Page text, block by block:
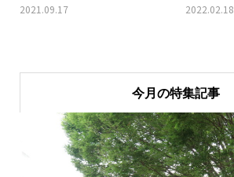
2021.09.17 2022.02.18
今月の特集記事